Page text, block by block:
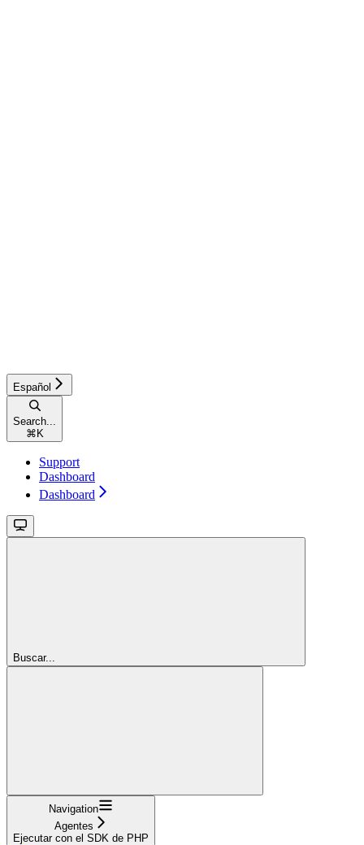
Español
Search...
⌘ K
Support
Dashboard
Dashboard
Buscar...
Navigation
Agentes
Ejecutar con el SDK de PHP